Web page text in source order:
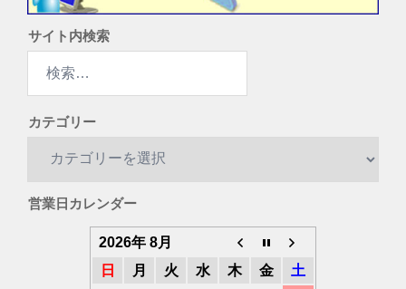
サイト内検索
カテゴリー
リ
営業日カレンダー
2026年 8月
日
月 火 水 木 金
土